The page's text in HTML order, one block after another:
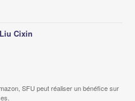
Cixin
SFU peut réaliser un bénéfice sur